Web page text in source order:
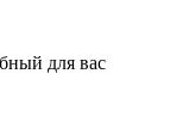
для вас